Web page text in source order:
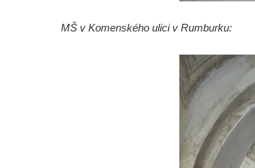
MŠ v Komenského ulici v Rumburku: